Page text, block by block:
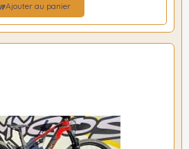
Ajouter au panier